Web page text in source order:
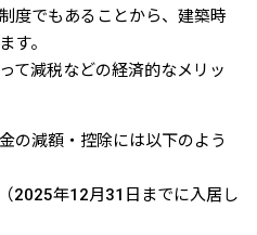
度でもあることから、建築時
す。
て減税などの経済的なメリッ
の減額・控除には以下のよう
2025年12月31日までに入居し